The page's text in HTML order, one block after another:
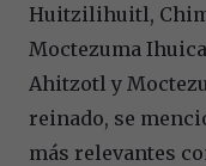
Huitzilihuitl,
Moctezuma
Ahitzotl y
reinado, se
más relevantes